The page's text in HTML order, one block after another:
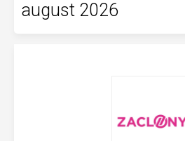
august 2026